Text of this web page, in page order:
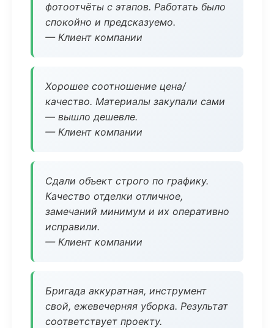
фотоотчёты с этапов. Работать было
спокойно и предсказуемо.
— Клиент компании
Хорошее соотношение цена/
качество. Материалы закупали сами
— вышло дешевле.
— Клиент компании
Сдали объект строго по графику.
Качество отделки отличное,
замечаний минимум и их оперативно
исправили.
— Клиент компании
Бригада аккуратная, инструмент
свой, ежевечерняя уборка. Результат
соответствует проекту.